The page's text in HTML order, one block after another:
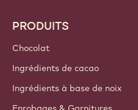
PRODUITS
Chocolat
Ingrédients de cacao
Ingrédients à base de noix